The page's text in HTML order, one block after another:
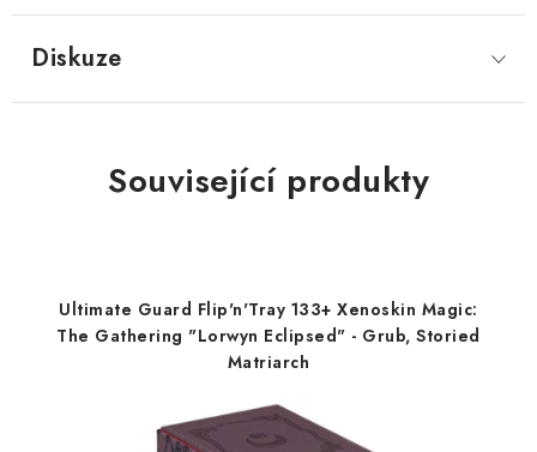
Diskuze
Související produkty
Ultimate Guard Flip'n'Tray 133+ Xenoskin Magic:
The Gathering "Lorwyn Eclipsed" - Grub, Storied
Matriarch